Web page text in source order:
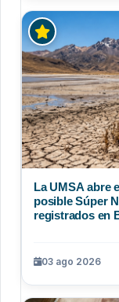
La UMSA abre
posible Súper
registrados en
03 ago 2026